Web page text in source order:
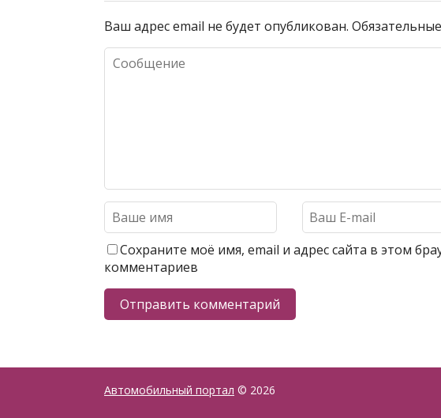
Ваш адрес email не будет опубликован.
Сохраните моё имя, email и адрес сайта в этом
комментариев
Автомобильный портал © 2026